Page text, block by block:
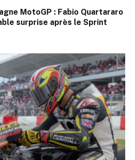
MotoGP : Fabio Quartararo
surprise après le Sprint